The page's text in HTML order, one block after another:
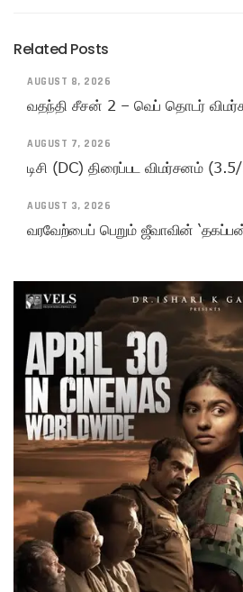
Related Posts
AUGUST 8, 2026
வதந்தி சீசன் 2 – வெப் தொடர்
AUGUST 7, 2026
டிசி (DC) திரைப்பட விமர்சனம்
AUGUST 3, 2026
வரவேற்பைப் பெறும் ஜீவாவின்